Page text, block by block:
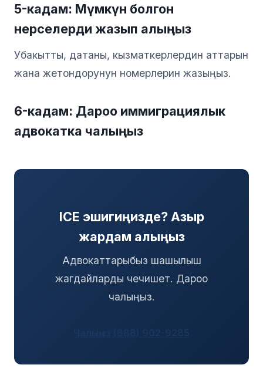
5-кадам: Мүмкүн болгон
нерселерди жазып алыңыз
Убакытты, датаны, кызматкерлердин аттарын
жана жетондорунун номерлерин жазыңыз.
6-кадам: Дароо иммиграциялык
адвокатка чалыңыз
ICE эшигиңизде? Азыр
жардам алыңыз
Адвокаттарыбыз шашылыш
жагдайларды чечишет. Дароо
чалыңыз.